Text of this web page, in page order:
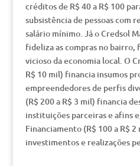
créditos de R$ 40 a R$ 100
subsistência de pessoas com
salário mínimo. Já o Credsol
fideliza as compras no
vicioso da economia local. O
R$ 10 mil) financia insumos
empreendedores de perfis
(R$ 200 a R$ 3 mil) financia
instituições parceiras e afins
Financiamento (R$ 100 a R$
investimentos e realizações